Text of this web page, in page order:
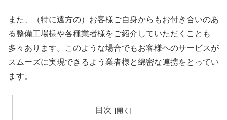
また、（特に遠方の）お客様ご自身からもお付き合いのあ
る整備工場様や各種業者様をご紹介していただくことも
多々あります。このような場合でもお客様ヘのサービスが
スムーズに実現できるよう業者様と綿密な連携をとってい
ます。
目次